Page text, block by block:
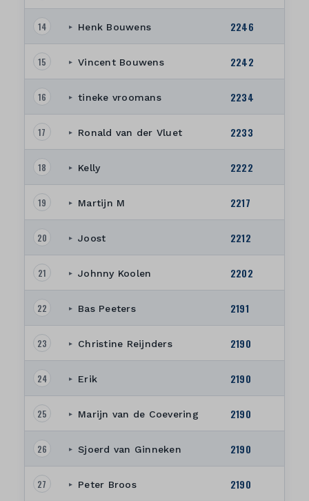
14 ▸ Henk Bouwens 2246
15 ▸ Vincent Bouwens 2242
16 ▸ tineke vroomans 2234
17 ▸ Ronald van der Vluet 2233
18 ▸ Kelly 2222
19 ▸ Martijn M 2217
20 ▸ Joost 2212
21 ▸ Johnny Koolen 2202
22 ▸ Bas Peeters 2191
23 ▸ Christine Reijnders 2190
24 ▸ Erik 2190
25 ▸ Marijn van de Coevering 2190
26 ▸ Sjoerd van Ginneken 2190
27 ▸ Peter Broos 2190